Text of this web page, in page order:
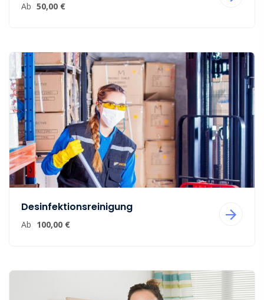
Ab 50,00 €
Desinfektionsreinigung
Ab 100,00 €